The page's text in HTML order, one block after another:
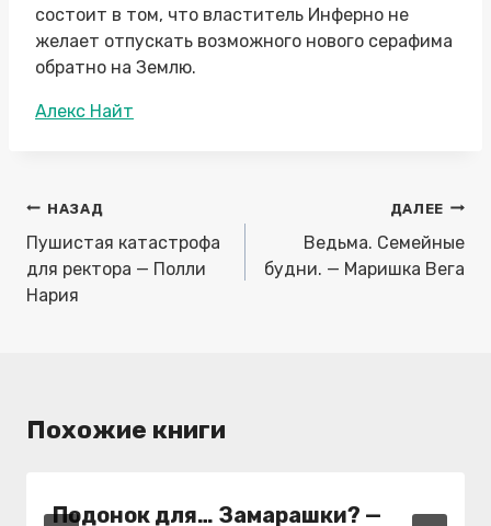
состоит в том, что властитель Инферно не
желает отпускать возможного нового серафима
обратно на Землю.
Метки
Алекс Найт
Навигация
по
записям
НАЗАД
Пушистая катастрофа
для ректора — Полли
Нария
ДАЛЕЕ
Ведьма. Семейные
будни. — Маришка Вега
Похожие книги
Подонок для… Замарашки? —